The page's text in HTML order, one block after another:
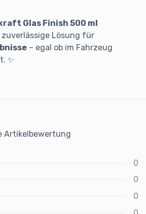
Glas Finish 500 ml
Lösung für
– egal ob im Fahrzeug
✨
Artikelbewertung
0
0
0